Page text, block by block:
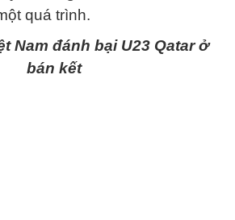
quá trình.
Nam đánh bại U23 Qatar ở
bán kết